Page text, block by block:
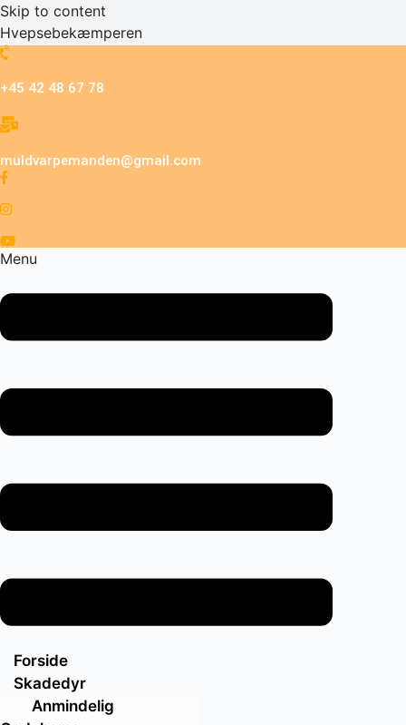
Skip to content
Hvepsebekæmperen
+45 42 48 67 78
muldvarpemanden@gmail.com
Menu
Forside
Skadedyr
Anmindelig